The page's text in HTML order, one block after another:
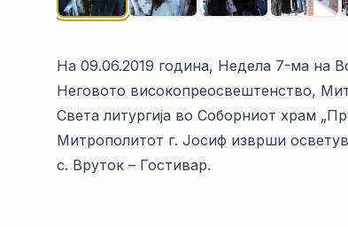
На 09.06.2019 година, Недела 7-ма на
Неговото високопреосвештенство,
Света литургија во Соборниот храм
Митрополитот г. Јосиф изврши
с. Вруток – Гостивар.